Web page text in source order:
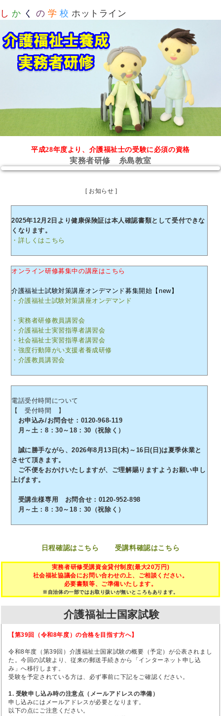
し か く の 学 校 ホットライン
平成28年度より、介護福祉士の受験に必須の資格
実務者研修 糸島教室
[ お知らせ ]
2025年12月2日より健康保険証は本人確認書類として受付できな
くなります。
・詳しくはこちら
オンライン研修募集中の講座はこちら
介護福祉士試験対策講座オンデマンド募集開始【new】
・介護福祉士試験対策講座オンデマンド
・実務者研修教員講習会
・介護福祉士実習指導者講習会
・社会福祉士実習指導者講習会
・強度行動障がい支援者養成研修
・介護教員講習会
電話受付時間について
【 受付時間 】
お申込み/お問合せ：0120-968-119
月～土：8：30～18：30（祝除く）
誠に勝手ながら、2026年8月13日(木)～16日(日)は夏季休業と
させて頂きます。
ご不便をおかけいたしますが、ご理解賜りますようお願い申し
上げます。
受講生様専用 お問合せ：0120-952-898
月～土：8：30～18：30（祝除く）
日程確認はこちら 受講料確認はこちら
実務者研修受講資金貸付制度(最大20万円)
社会福祉協議会にお問い合わせの上、ご相談ください。
必要書類等、ご準備いたします。
※自治体の一部ではお取り扱いが無いところもあります。
介護福祉士国家試験
【第39回（令和8年度）の合格を目指す方へ】
令和8年度（第39回）介護福祉士国家試験の概要（予定）が公表されまし
た。今回の試験より、従来の郵送手続きから「インターネット申し込
み」へ移行します。
受験を予定されている方は、必ず事前に下記をご確認ください。
1. 受験申し込み時の注意点（メールアドレスの準備）
申し込みにはメールアドレスが必要となります。
以下の点にご注意ください。